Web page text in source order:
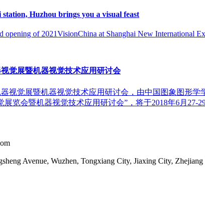
Huzhou brings you a visual feast
opening of 2021VisionChina at Shanghai New International
觉展暨机器视觉技术应用研讨会
视觉展暨机器视觉技术应用研讨会，由中国图象图形
展览会暨机器视觉技术应用研讨会”，将于2018年6月27-
Avenue, Wuzhen, Tongxiang City, Jiaxing City, Zhejiang